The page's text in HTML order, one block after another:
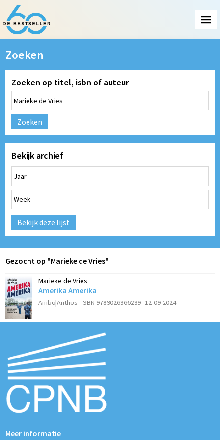
Zoeken
Zoeken op titel, isbn of auteur
Zoeken
Bekijk archief
Bekijk deze lijst
Gezocht op "Marieke de Vries"
Marieke de Vries
Amerika Amerika
Ambo|Anthos ISBN 9789026366239 12-09-2024
Meer informatie